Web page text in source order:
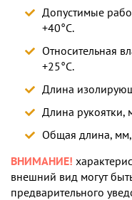
Допустимые
+40°С.
Относительная
+25°С.
Длина
Длина рукоятки,
Общая длина,
ВНИМАНИЕ!
внешний вид могут
предварительного